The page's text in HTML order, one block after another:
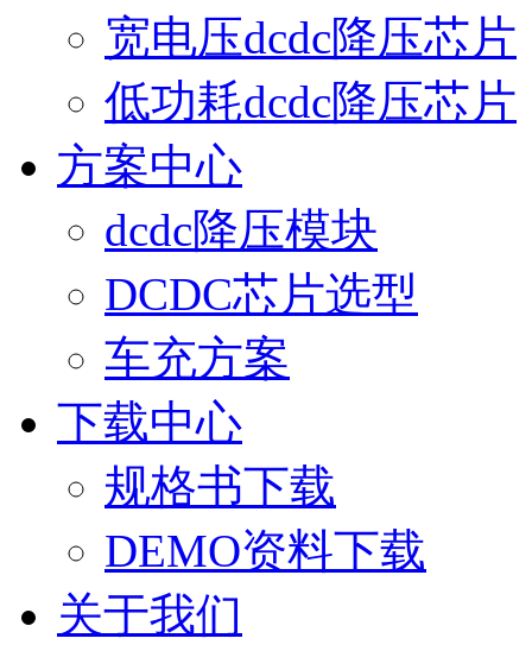
宽电压dcdc降压芯片
低功耗dcdc降压芯片
方案中心
dcdc降压模块
DCDC芯片选型
车充方案
下载中心
规格书下载
DEMO资料下载
关于我们